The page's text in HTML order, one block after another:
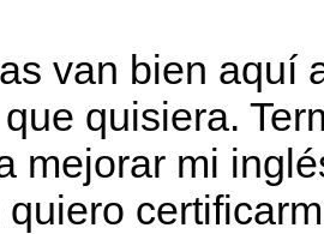
van bien aquí
quisiera.
mejorar mi
quiero